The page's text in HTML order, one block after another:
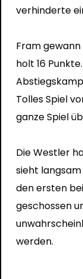
verhinderte
Fram gewann
holt 16
Tolles Spiel
ganze Spiel
Die Westler
sieht
den ersten
geschossen
werden.